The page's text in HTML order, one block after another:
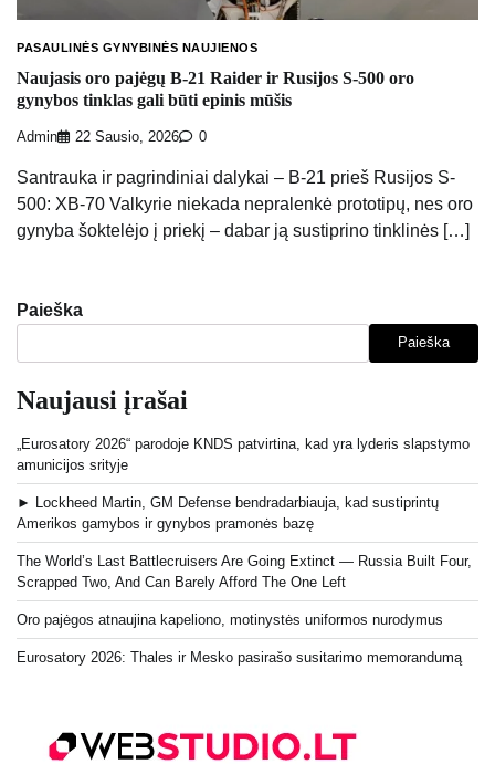
PASAULINĖS GYNYBINĖS NAUJIENOS
Naujasis oro pajėgų B-21 Raider ir Rusijos S-500 oro
gynybos tinklas gali būti epinis mūšis
Admin 22 Sausio, 2026 0
Santrauka ir pagrindiniai dalykai – B-21 prieš Rusijos S-
500: XB-70 Valkyrie niekada nepralenkė prototipų, nes oro
gynyba šoktelėjo į priekį – dabar ją sustiprino tinklinės […]
Paieška
Paieška
Naujausi įrašai
„Eurosatory 2026“ parodoje KNDS patvirtina, kad yra lyderis slapstymo
amunicijos srityje
► Lockheed Martin, GM Defense bendradarbiauja, kad sustiprintų
Amerikos gamybos ir gynybos pramonės bazę
The World’s Last Battlecruisers Are Going Extinct — Russia Built Four,
Scrapped Two, And Can Barely Afford The One Left
Oro pajėgos atnaujina kapeliono, motinystės uniformos nurodymus
Eurosatory 2026: Thales ir Mesko pasirašo susitarimo memorandumą